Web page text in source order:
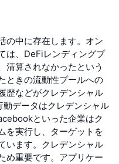
の中に存在します。オン
は、DeFiレンディングプ
清算されなかったという
ときの流動性プールへの
歴などがクレデンシャル
データはクレデンシャル
といった企業はク
を実行し、ターゲットを
います。クレデンシャル
め重要です。アプリケー